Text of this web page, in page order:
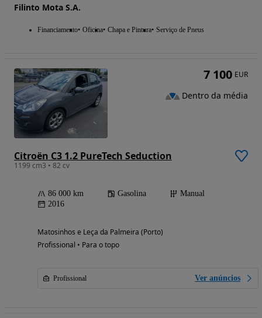
Filinto Mota S.A.
Financiamento Oficina Chapa e Pintura Serviço de Pneus
Citroën C3 1.2 PureTech Seduction
1199 cm3 • 82 cv
86 000 km Gasolina
Manual
2016
Matosinhos e Leça da Palmeira (Porto)
Profissional • Para o topo
Profissional Ver anúncios
7 100 EUR
Dentro da média